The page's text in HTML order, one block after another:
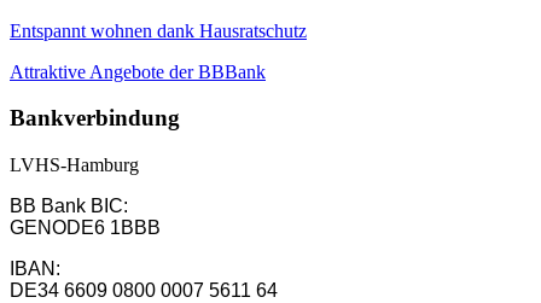
Entspannt wohnen dank Hausratschutz
Attraktive Angebote der BBBank
Bankverbindung
LVHS-Hamburg
BB Bank BIC:
GENODE6 1BBB
IBAN:
DE34 6609 0800 0007 5611 64